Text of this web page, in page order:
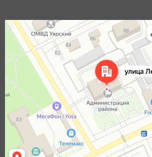
Уяр
Улица Ленина, 85 — Яндекс Карты